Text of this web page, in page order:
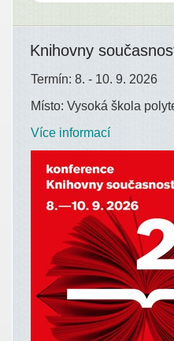
Knihovny
Termín: 8. - 10. 9. 2026
Místo: Vysoká škola
Více informací